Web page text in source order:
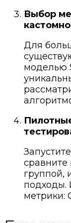
Выбор
Для
моделью
сравните
группой,
подходы.
метрики: